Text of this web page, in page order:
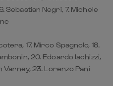
20. Edoardo Iachizzi,
Varney, 23. Lorenzo Pani